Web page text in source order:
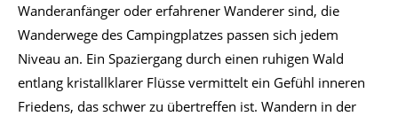
Wanderanfänger oder erfahrener Wanderer sind, die
Wanderwege des Campingplatzes passen sich jedem
Niveau an. Ein Spaziergang durch einen ruhigen Wald
entlang kristallklarer Flüsse vermittelt ein Gefühl inneren
Friedens, das schwer zu übertreffen ist. Wandern in der